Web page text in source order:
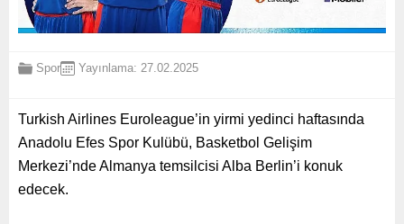
Spor Yayınlama: 27.02.2025
Turkish Airlines Euroleague’in yirmi yedinci haftasında
Anadolu Efes Spor Kulübü, Basketbol Gelişim
Merkezi’nde Almanya temsilcisi Alba Berlin’i konuk
edecek.